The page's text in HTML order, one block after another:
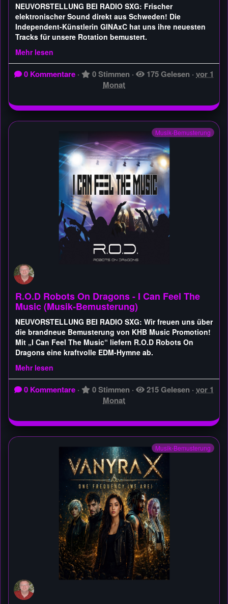
NEUVORSTELLUNG BEI RADIO SXG: Frischer
elektronischer Sound direkt aus Schweden! Die
Independent-Künstlerin GINAxC hat uns ihre neuesten
Tracks für unsere Rotation bemustert.
Mehr lesen
0 Kommentare · 0 Stimmen · 175 Gelesen · vor 1
Monat
Musik-Bemusterung
R.O.D Robots On Dragons - I Can Feel The
Music (Musik-Bemusterung)
NEUVORSTELLUNG BEI RADIO SXG: Wir freuen uns über
die brandneue Bemusterung von KHB Music Promotion!
Mit „I Can Feel The Music“ liefern R.O.D Robots On
Dragons eine kraftvolle EDM-Hymne ab.
Mehr lesen
0 Kommentare · 0 Stimmen · 215 Gelesen · vor 1
Monat
Musik-Bemusterung